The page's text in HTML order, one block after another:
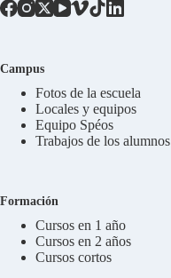
Campus
Fotos de la escuela
Locales y equipos
Equipo Spéos
Trabajos de los alumnos
Formación
Cursos en 1 año
Cursos en 2 años
Cursos cortos